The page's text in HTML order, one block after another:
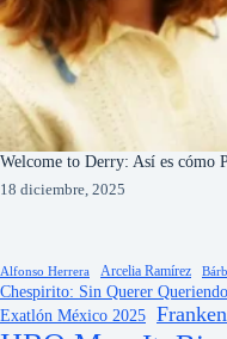
Welcome to Derry: Así es cómo
18 diciembre, 2025
Alfonso Herrera Arcelia Ramírez
Chespirito: Sin Querer Queriendo
Exatlón México 2025